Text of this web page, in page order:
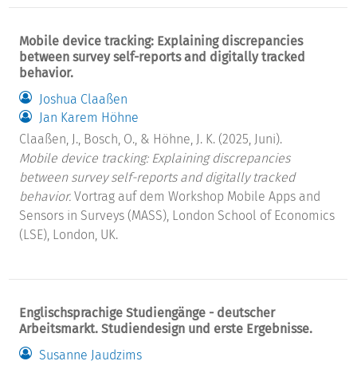
Mobile device tracking: Explaining discrepancies
between survey self-reports and digitally tracked
behavior.
Joshua Claaßen
Jan Karem Höhne
Claaßen, J., Bosch, O., & Höhne, J. K. (2025, Juni).
Mobile device tracking: Explaining discrepancies
between survey self-reports and digitally tracked
behavior. Vortrag auf dem Workshop Mobile Apps and
Sensors in Surveys (MASS), London School of Economics
(LSE), London, UK.
Englischsprachige Studiengänge - deutscher
Arbeitsmarkt. Studiendesign und erste Ergebnisse.
Susanne Jaudzims